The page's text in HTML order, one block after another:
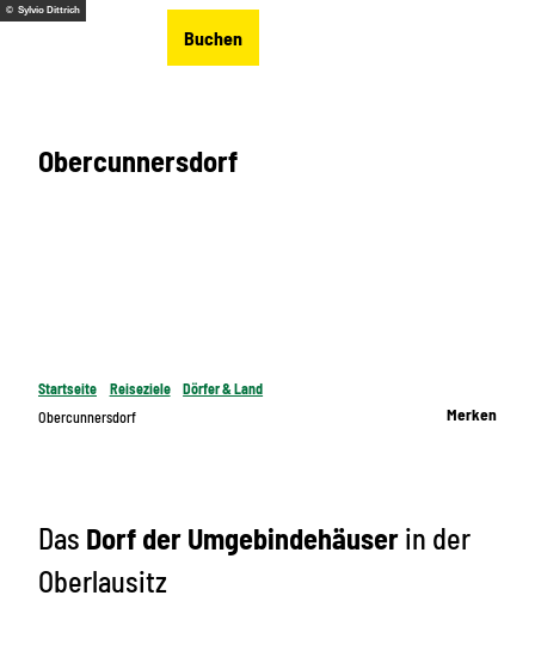
Z
Buchen
© Sylvio Dittrich
Obercunnersdorf
Startseite Reiseziele
Dörfer & Land
Obercunnersdorf
Merken
Das Dorf der Umgebindehäuser in der
Oberlausitz